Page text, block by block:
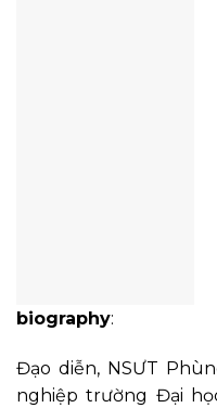
biography:
Đạo diễn, NSƯT
nghiệp trường Đại